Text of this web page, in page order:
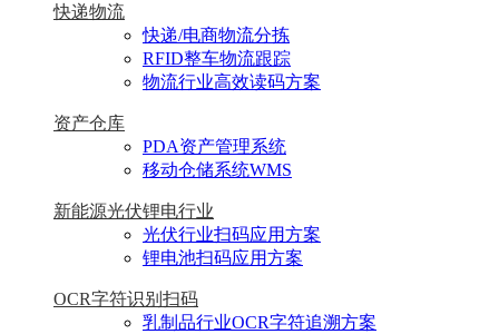
快递物流
快递/电商物流分拣
RFID整车物流跟踪
物流行业高效读码方案
资产仓库
PDA资产管理系统
移动仓储系统WMS
新能源光伏锂电行业
光伏行业扫码应用方案
锂电池扫码应用方案
OCR字符识别扫码
乳制品行业OCR字符追溯方案